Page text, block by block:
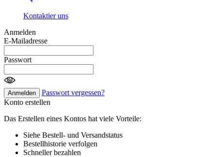
Kontaktier uns
Anmelden
E-Mailadresse
Passwort
Anmelden
Passwort vergessen?
Konto erstellen
Das Erstellen eines Kontos hat viele Vorteile:
Siehe Bestell- und Versandstatus
Bestellhistorie verfolgen
Schneller bezahlen